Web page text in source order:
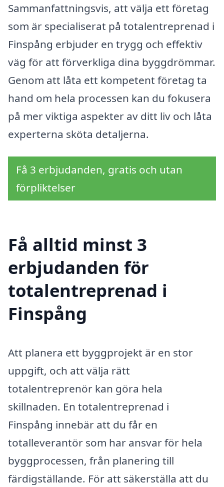
Sammanfattningsvis, att välja ett företag
som är specialiserat på totalentreprenad i
Finspång erbjuder en trygg och effektiv
väg för att förverkliga dina byggdrömmar.
Genom att låta ett kompetent företag ta
hand om hela processen kan du fokusera
på mer viktiga aspekter av ditt liv och låta
experterna sköta detaljerna.
Få 3 erbjudanden, gratis och utan
förpliktelser
Få alltid minst 3
erbjudanden för
totalentreprenad i
Finspång
Att planera ett byggprojekt är en stor
uppgift, och att välja rätt
totalentreprenör kan göra hela
skillnaden. En totalentreprenad i
Finspång innebär att du får en
totalleverantör som har ansvar för hela
byggprocessen, från planering till
färdigställande. För att säkerställa att du